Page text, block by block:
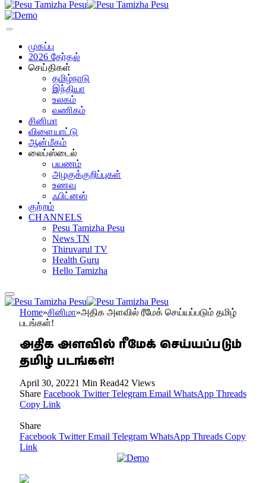
முகப்பு
2026 தேர்தல்
செய்திகள்
தமிழ்நாடு
இந்தியா
உலகம்
வணிகம்
சினிமா
விளையாட்டு
ஆன்மீகம்
லைப்ஸ்டைல்
பயணம்
அழகுக்குறிப்புகள்
உணவு
ஃபிட்னஸ்
குற்றம்
CHANNELS
Pesu Tamizha Pesu
News TN
Thiruvarul TV
Health Guru
Hello Tamizha
Home»சினிமா»அதிக அளவில் ரீமேக் செய்யப்படும் தமிழ்
படங்கள்!
அதிக அளவில் ரீமேக் செய்யப்படும்
தமிழ் படங்கள்!
April 30, 20221 Min Read42 Views
Share Facebook Twitter Telegram Email WhatsApp Threads
Copy Link
Share
Facebook Twitter Email Telegram WhatsApp Threads Copy
Link